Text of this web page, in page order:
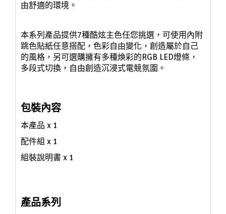
由舒適的環境。
本系列產品提供7種酷炫主色任您挑選，可使用內附
跳色貼紙任意搭配，色彩自由變化，創造屬於自己
的風格，另可選購擁有多種煥彩的RGB LED燈條，
多段式切換，自由創造沉浸式電競氛圍。
包裝內容
本產品 x 1
配件組 x 1
組裝說明書 x 1
產品系列